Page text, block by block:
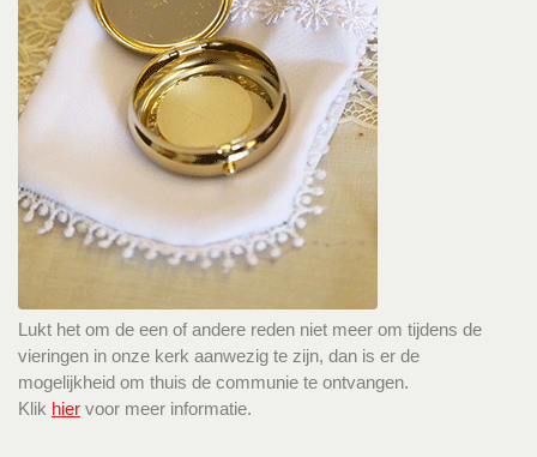
Lukt het om de een of andere reden niet meer om tijdens de
vieringen in onze kerk aanwezig te zijn, dan is er de
mogelijkheid om thuis de communie te ontvangen.
Klik hier voor meer informatie.